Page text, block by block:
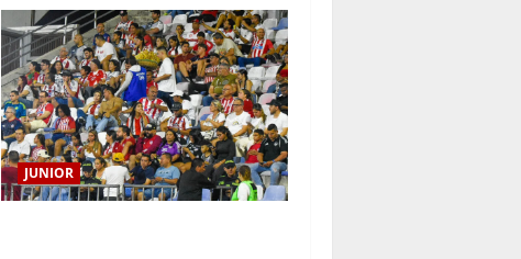
JUNIOR